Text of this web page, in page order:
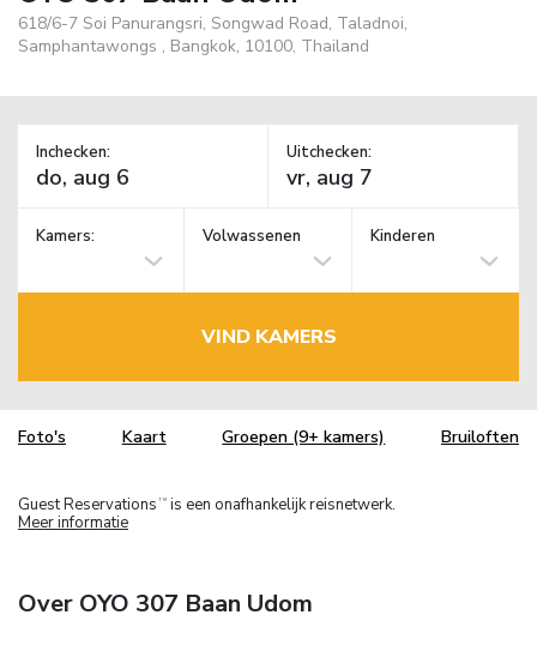
618/6-7 Soi Panurangsri, Songwad Road, Taladnoi,
Samphantawongs , Bangkok, 10100, Thailand
Inchecken: Uitchecken:
Kamers: Volwassenen Kinderen
VIND KAMERS
Foto's Kaart Groepen (9+ kamers) Bruiloften
Guest Reservations TM is een onafhankelijk reisnetwerk.
Meer informatie
Over OYO 307 Baan Udom